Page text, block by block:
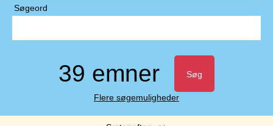
Søgeord
39 emner Søg
Flere søgemuligheder